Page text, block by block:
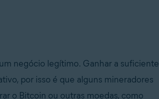
negócio legítimo. Ganhar a suficiente
por isso é que alguns mineradores
o Bitcoin ou outras moedas, como